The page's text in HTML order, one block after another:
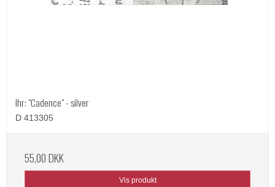
Ihr: "Cadence" - silver
D 413305
55,00 DKK
Vis produkt